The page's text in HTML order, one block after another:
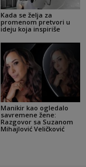
Kada se želja za
promenom pretvori u
ideju koja inspiriše
Manikir kao ogledalo
savremene žene:
Razgovor sa Suzanom
Mihajlović Veličković